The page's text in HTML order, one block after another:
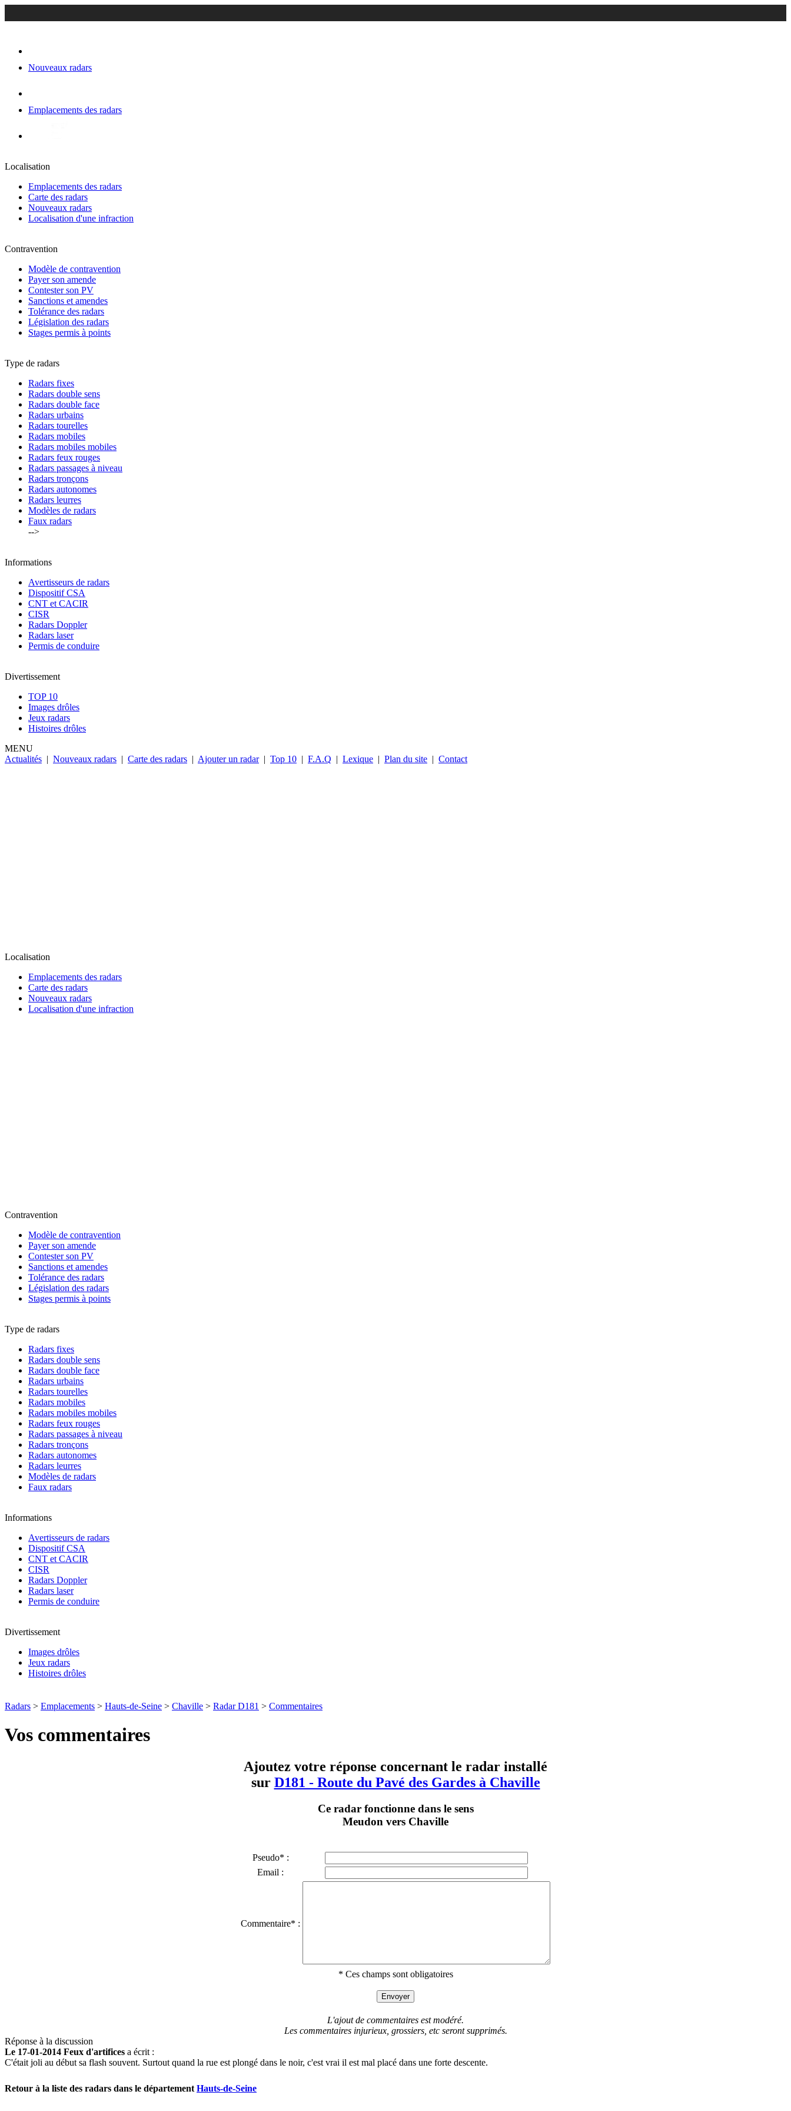
Nouveaux radars
Emplacements des radars
Localisation
Emplacements des radars
Carte des radars
Nouveaux radars
Localisation d'une infraction
Contravention
Modèle de contravention
Payer son amende
Contester son PV
Sanctions et amendes
Tolérance des radars
Législation des radars
Stages permis à points
Type de radars
Radars fixes
Radars double sens
Radars double face
Radars urbains
Radars tourelles
Radars mobiles
Radars mobiles mobiles
Radars feux rouges
Radars passages à niveau
Radars tronçons
Radars autonomes
Radars leurres
Modèles de radars
Faux radars
-->
Informations
Avertisseurs de radars
Dispositif CSA
CNT et CACIR
CISR
Radars Doppler
Radars laser
Permis de conduire
Divertissement
TOP 10
Images drôles
Jeux radars
Histoires drôles
MENU
Actualités | Nouveaux radars | Carte des radars | Ajouter un radar | Top 10 | F.A.Q | Lexique | Plan du site | Contact
Localisation
Emplacements des radars
Carte des radars
Nouveaux radars
Localisation d'une infraction
Contravention
Modèle de contravention
Payer son amende
Contester son PV
Sanctions et amendes
Tolérance des radars
Législation des radars
Stages permis à points
Type de radars
Radars fixes
Radars double sens
Radars double face
Radars urbains
Radars tourelles
Radars mobiles
Radars mobiles mobiles
Radars feux rouges
Radars passages à niveau
Radars tronçons
Radars autonomes
Radars leurres
Modèles de radars
Faux radars
Informations
Avertisseurs de radars
Dispositif CSA
CNT et CACIR
CISR
Radars Doppler
Radars laser
Permis de conduire
Divertissement
Images drôles
Jeux radars
Histoires drôles
Radars > Emplacements > Hauts-de-Seine > Chaville > Radar D181 > Commentaires
Vos commentaires
Ajoutez votre réponse concernant le radar installé
sur D181 - Route du Pavé des Gardes à Chaville
Ce radar fonctionne dans le sens
Meudon vers Chaville
Pseudo* :
Email :
Commentaire* :
* Ces champs sont obligatoires
L'ajout de commentaires est modéré.
Les commentaires injurieux, grossiers, etc seront supprimés.
Réponse à la discussion
Le 17-01-2014 Feux d'artifices a écrit :
C'était joli au début sa flash souvent. Surtout quand la rue est plongé dans le noir, c'est vrai il est mal placé dans une forte descente.
Retour à la liste des radars dans le département Hauts-de-Seine